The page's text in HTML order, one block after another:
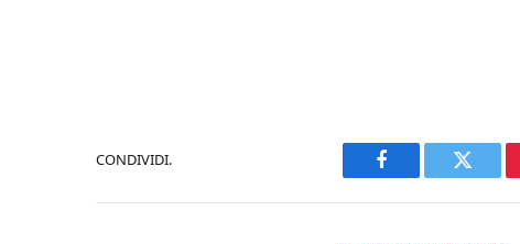
CONDIVIDI.
Facebook Twitter